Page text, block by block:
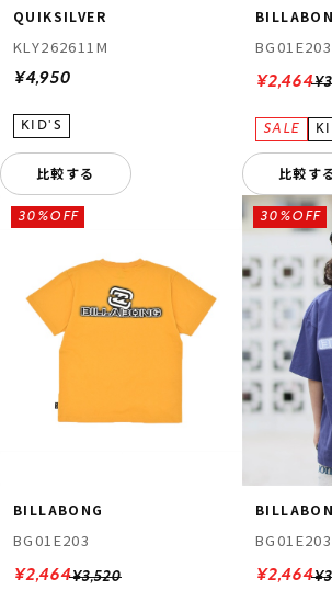
QUIKSILVER
KLY262611M
¥4,950
比較する
BG01E203
¥2,464
比較す
BILLABONG
BG01E203
¥3,520
30%OFF
¥2,464
BG01E203
30%OFF
¥2,464